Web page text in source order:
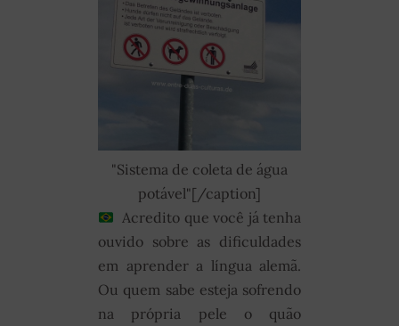
"Sistema de coleta de água
potável"[/caption]
Acredito que você já tenha
ouvido sobre as dificuldades
em aprender a língua alemã.
Ou quem sabe esteja sofrendo
na própria pele o quão